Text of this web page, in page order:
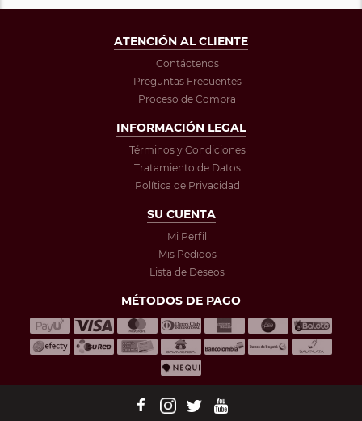
ATENCIÓN AL CLIENTE
Contáctenos
Preguntas Frecuentes
Proceso de Compra
INFORMACIÓN LEGAL
Términos y Condiciones
Tratamiento de Datos
Política de Privacidad
SU CUENTA
Mi Perfil
Mis Pedidos
Lista de Deseos
MÉTODOS DE PAGO